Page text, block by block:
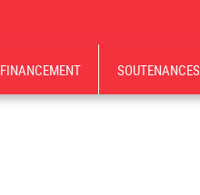
FINANCEMENT SOUTENANCES